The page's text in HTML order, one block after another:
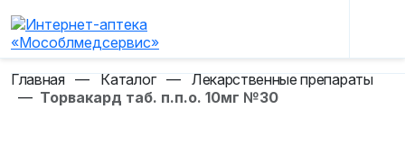
Главная — Каталог — Лекарственные препараты
— Торвакард таб. п.п.о. 10мг №30